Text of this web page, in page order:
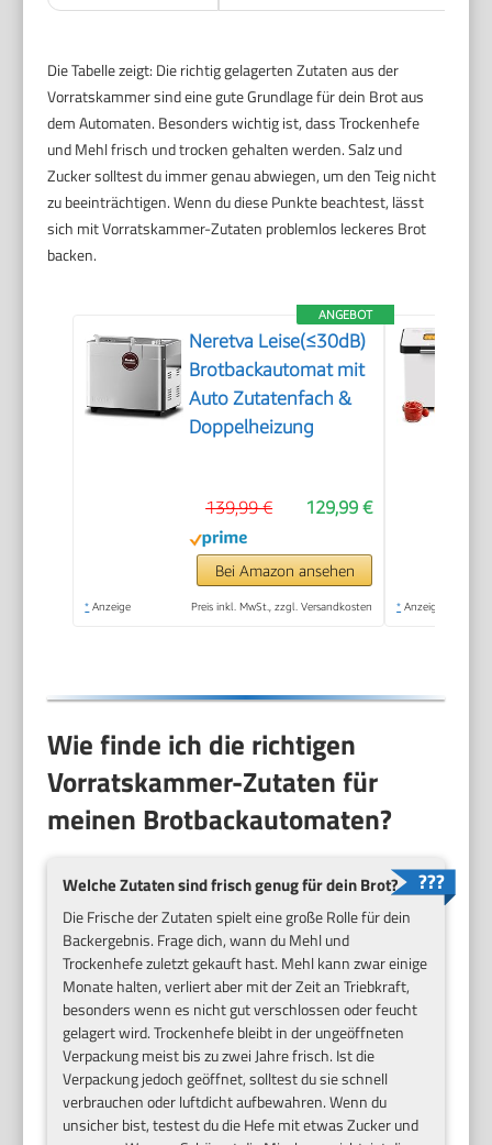
Die Tabelle zeigt: Die richtig gelagerten Zutaten aus der
Vorratskammer sind eine gute Grundlage für dein Brot aus
dem Automaten. Besonders wichtig ist, dass Trockenhefe
und Mehl frisch und trocken gehalten werden. Salz und
Zucker solltest du immer genau abwiegen, um den Teig nicht
zu beeinträchtigen. Wenn du diese Punkte beachtest, lässt
sich mit Vorratskammer-Zutaten problemlos leckeres Brot
backen.
ANGEBOT
Neretva Leise(≤30dB)
Brotbackautomat mit
Auto Zutatenfach &
Doppelheizung
129,99 €
139,99 €
Bei Amazon ansehen
* Anzeige Preis inkl. MwSt., zzgl. Versandkosten * Anzeige
Wie finde ich die richtigen
Vorratskammer-Zutaten für
meinen Brotbackautomaten?
Welche Zutaten sind frisch genug für dein Brot?
Die Frische der Zutaten spielt eine große Rolle für dein
Backergebnis. Frage dich, wann du Mehl und
Trockenhefe zuletzt gekauft hast. Mehl kann zwar einige
Monate halten, verliert aber mit der Zeit an Triebkraft,
besonders wenn es nicht gut verschlossen oder feucht
gelagert wird. Trockenhefe bleibt in der ungeöffneten
Verpackung meist bis zu zwei Jahre frisch. Ist die
Verpackung jedoch geöffnet, solltest du sie schnell
verbrauchen oder luftdicht aufbewahren. Wenn du
unsicher bist, testest du die Hefe mit etwas Zucker und